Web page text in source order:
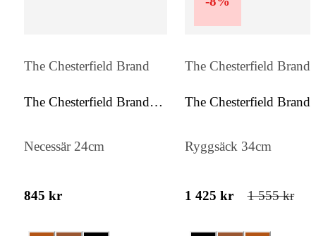
The Chesterfield Brand
The Chesterfield Brand
Necessär 24cm
845 kr
The Chesterfield Brand
The Chesterfield Brand
Ryggsäck 34cm
1 425 kr 1 555 kr